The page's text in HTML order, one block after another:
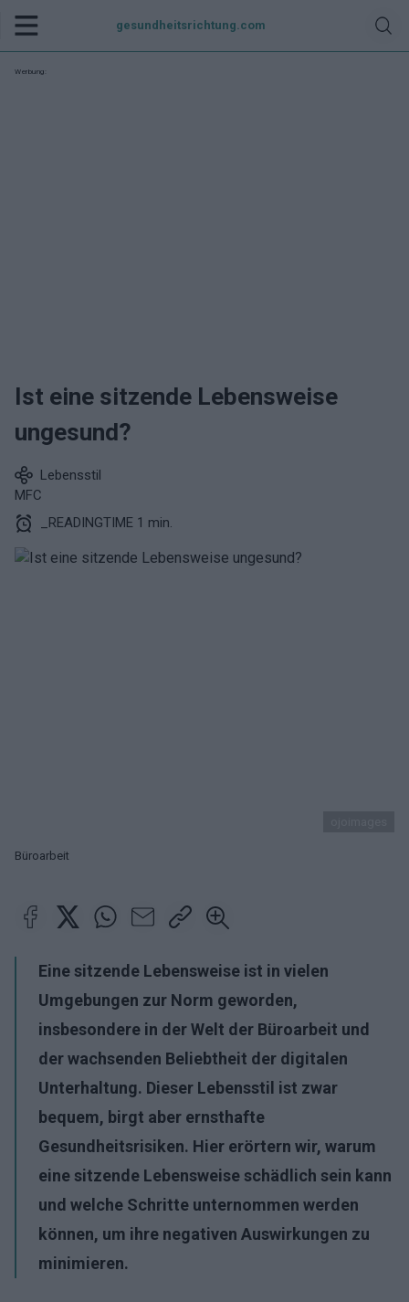
gesundheitsrichtung.com
Werbung:
Ist eine sitzende Lebensweise
ungesund?
Lebensstil
MFC
_READINGTIME 1 min.
Büroarbeit
Eine sitzende Lebensweise ist in vielen
Umgebungen zur Norm geworden,
insbesondere in der Welt der Büroarbeit und
der wachsenden Beliebtheit der digitalen
Unterhaltung. Dieser Lebensstil ist zwar
bequem, birgt aber ernsthafte
Gesundheitsrisiken. Hier erörtern wir, warum
eine sitzende Lebensweise schädlich sein kann
und welche Schritte unternommen werden
können, um ihre negativen Auswirkungen zu
minimieren.